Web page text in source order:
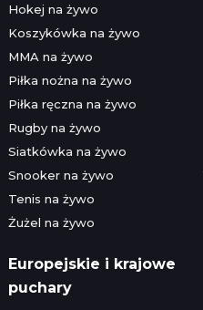
Hokej na żywo
Koszykówka na żywo
MMA na żywo
Piłka nożna na żywo
Piłka ręczna na żywo
Rugby na żywo
Siatkówka na żywo
Snooker na żywo
Tenis na żywo
Żużel na żywo
Europejskie i krajowe
puchary